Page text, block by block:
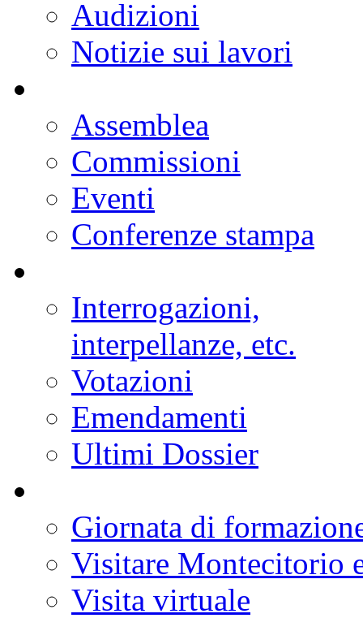
Progetti di legge
Doc parlamentari
Ordine del giorno
Resoconti
Calendario dei lavori
Notizie
Calendario settimanale
Resoconti
Audizioni
Notizie sui lavori
Assemblea
Commissioni
Eventi